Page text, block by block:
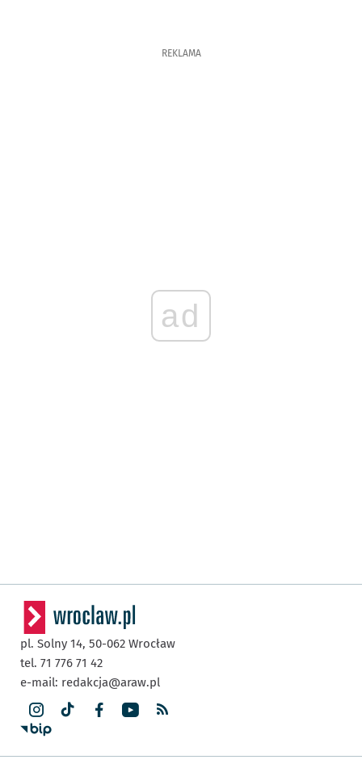
REKLAMA
ad
pl. Solny 14, 50-062 Wrocław
tel. 71 776 71 42
e-mail: redakcja@araw.pl